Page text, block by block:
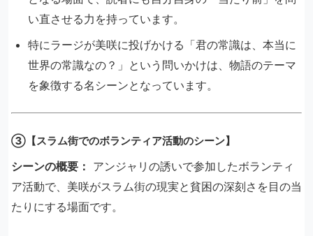
い直させる力を持っています。
特にラージが美咲に投げかける「君の常識は、本当に
世界の常識なの？」という問いかけは、物語のテーマ
を象徴する名シーンとなっています。
③【スラム街でのボランティア活動のシーン】
シーンの概要： アンジャリの誘いで参加したボランティ
ア活動で、美咲がスラム街の現実と貧困の深刻さを目の当
たりにする場面です。